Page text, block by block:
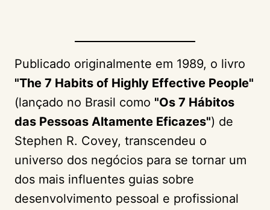
Publicado originalmente em 1989, o livro
"The 7 Habits of Highly Effective People"
(lançado no Brasil como "Os 7 Hábitos
das Pessoas Altamente Eficazes") de
Stephen R. Covey, transcendeu o
universo dos negócios para se tornar um
dos mais influentes guias sobre
desenvolvimento pessoal e profissional